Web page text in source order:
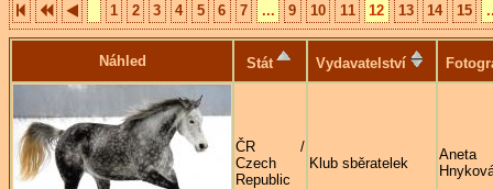
1 2 3 4 5 6 7 ... 9 10 11 12 13 14 15
Náhled Stát Vydavatelství
ČR /
Czech
Republic
Klub sběratelek
Aneta